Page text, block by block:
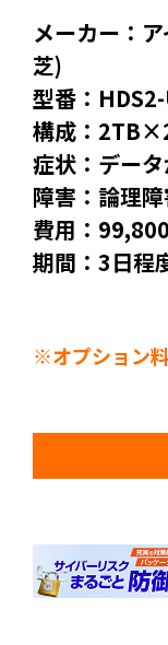
メーカー：
芝)
型番：
構成：
症状：デー
障害：論理
費用：
期間：3日程
※オプション